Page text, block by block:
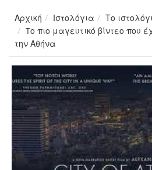
Αρχική Ιστολόγια
Το
Tο πιο μαγευτικό βίντεο που
την Αθήνα